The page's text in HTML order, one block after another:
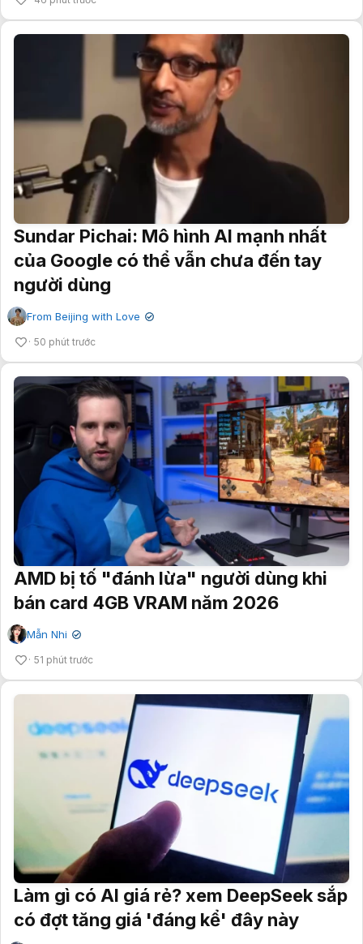
Sundar Pichai: Mô hình AI mạnh nhất
của Google có thể vẫn chưa đến tay
người dùng
From Beijing with Love ✔
50 phút trước
AMD bị tố "đánh lừa" người dùng khi
bán card 4GB VRAM năm 2026
Mẫn Nhi ✔
51 phút trước
Làm gì có AI giá rẻ? xem DeepSeek sắp
có đợt tăng giá 'đáng kể' đây này